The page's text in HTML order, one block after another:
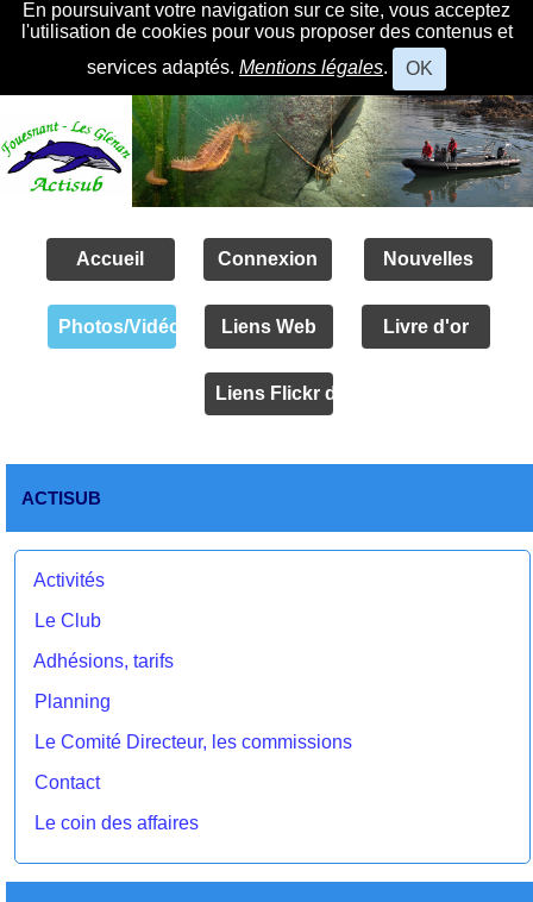
En poursuivant votre navigation sur ce site, vous acceptez
l'utilisation de cookies pour vous proposer des contenus et
services adaptés. Mentions légales. OK
Accueil Connexion Nouvelles
Photos/Vidéos Liens Web Livre d'or
Liens Flickr des amis
ACTISUB
Activités
Le Club
Adhésions, tarifs
Planning
Le Comité Directeur, les commissions
Contact
Le coin des affaires